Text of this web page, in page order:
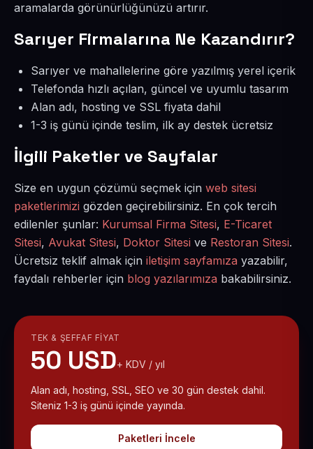
aramalarda görünürlüğünüzü artırır.
Sarıyer Firmalarına Ne Kazandırır?
Sarıyer ve mahallelerine göre yazılmış yerel içerik
Telefonda hızlı açılan, güncel ve uyumlu tasarım
Alan adı, hosting ve SSL fiyata dahil
1-3 iş günü içinde teslim, ilk ay destek ücretsiz
İlgili Paketler ve Sayfalar
Size en uygun çözümü seçmek için web sitesi
paketlerimizi gözden geçirebilirsiniz. En çok tercih
edilenler şunlar: Kurumsal Firma Sitesi, E-Ticaret
Sitesi, Avukat Sitesi, Doktor Sitesi ve Restoran Sitesi.
Ücretsiz teklif almak için iletişim sayfamıza yazabilir,
faydalı rehberler için blog yazılarımıza bakabilirsiniz.
TEK & ŞEFFAF FIYAT
50 USD+ KDV / yıl
Alan adı, hosting, SSL, SEO ve 30 gün destek dahil.
Siteniz 1-3 iş günü içinde yayında.
Paketleri İncele